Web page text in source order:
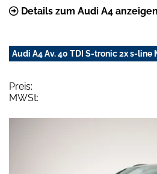
Details zum Audi A4 anzeigen
Audi A4 Av. 40 TDI S-tronic 2x s-line
Preis:
MWSt: